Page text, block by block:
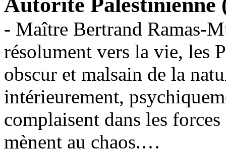
- Maître Bertrand Ramas-
résolument vers la vie, les
obscur et malsain de la
intérieurement,
complaisent dans les
mènent au chaos.…